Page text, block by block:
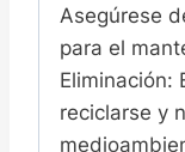
Asegúrese
para el
Eliminación:
reciclarse y